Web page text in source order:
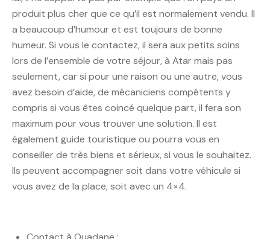
produit plus cher que ce qu’il est normalement vendu. Il
a beaucoup d’humour et est toujours de bonne
humeur. Si vous le contactez, il sera aux petits soins
lors de l’ensemble de votre séjour, à Atar mais pas
seulement, car si pour une raison ou une autre, vous
avez besoin d’aide, de mécaniciens compétents y
compris si vous êtes coincé quelque part, il fera son
maximum pour vous trouver une solution. Il est
également guide touristique ou pourra vous en
conseiller de très biens et sérieux, si vous le souhaitez.
Ils peuvent accompagner soit dans votre véhicule si
vous avez de la place, soit avec un 4×4.